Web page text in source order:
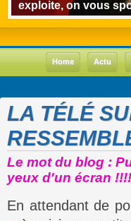
exploite, on vous
Home Actu
LA TÉLÉ
Le mot du blog :
yeux d'un écran !!!!
En attendant de